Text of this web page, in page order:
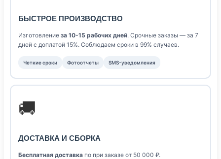
БЫСТРОЕ ПРОИЗВОДСТВО
Изготовление за 10-15 рабочих дней. Срочные заказы — за 7
дней с доплатой 15%. Соблюдаем сроки в 99% случаев.
Четкие сроки Фотоотчеты SMS-уведомления
🚚
ДОСТАВКА И СБОРКА
Бесплатная доставка по при заказе от 50 000 ₽.